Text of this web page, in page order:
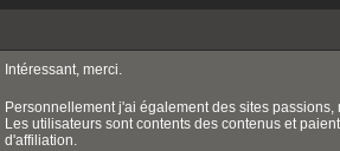
Intéressant, merci.
Personnellement j'ai également des sites
Les utilisateurs sont contents des contenus et
d'affiliation.